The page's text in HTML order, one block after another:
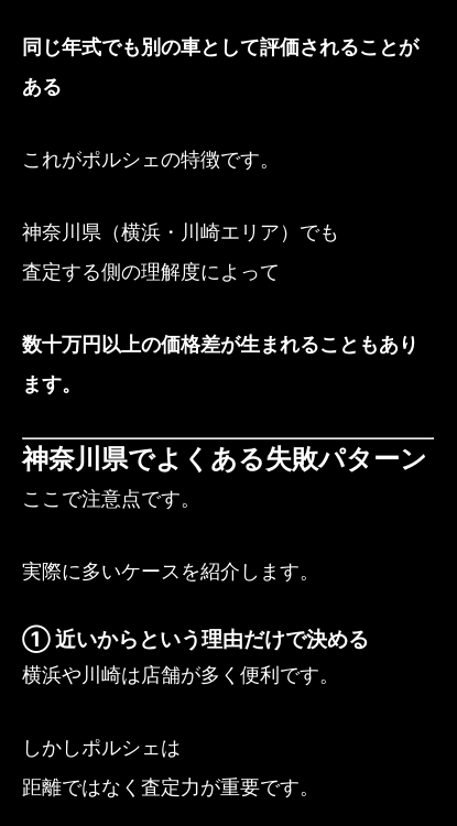
同じ年式でも別の車として評価されることが
ある
これがポルシェの特徴です。
神奈川県（横浜・川崎エリア）でも
査定する側の理解度によって
数十万円以上の価格差が生まれることもあり
ます。
神奈川県でよくある失敗パターン
ここで注意点です。
実際に多いケースを紹介します。
① 近いからという理由だけで決める
横浜や川崎は店舗が多く便利です。
しかしポルシェは
距離ではなく査定力が重要です。